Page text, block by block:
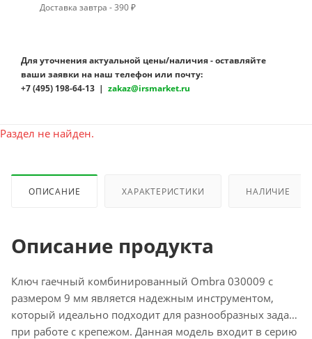
Доставка завтра - 390 ₽
Для уточнения актуальной цены/наличия - оставляйте
ваши заявки на наш телефон или почту:
+7 (495) 198-64-13 | zakaz@irsmarket.ru
Раздел не найден.
ОПИСАНИЕ ХАРАКТЕРИСТИКИ НАЛИЧИЕ
Описание продукта
Ключ гаечный комбинированный Ombra 030009 с
размером 9 мм является надежным инструментом,
который идеально подходит для разнообразных задач
при работе с крепежом. Данная модель входит в серию